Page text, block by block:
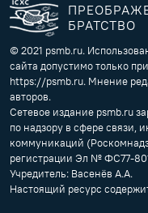
БРАТСТВО
© 2021 psmb.ru.
сайта допустимо только
https://psmb.ru. Мнение
авторов.
Сетевое издание psmb.ru
по надзору в сфере связи,
коммуникаций
регистрации Эл № ФС77-
Учредитель: Васенёв А.А.
Настоящий ресурс